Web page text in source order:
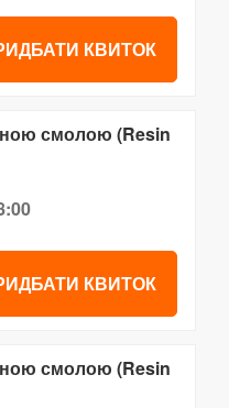
КВИТОК
смолою (Resin
КВИТОК
смолою (Resin